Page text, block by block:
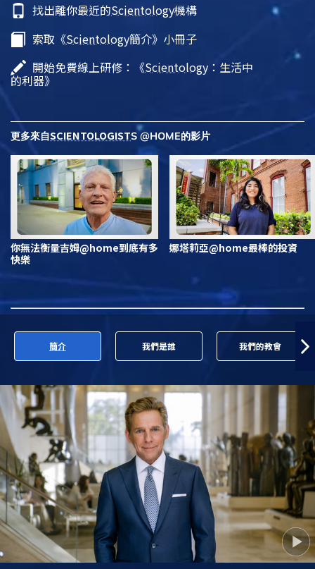
找出離你最近的Scientology機構
索取《Scientology簡介》小冊子
開始免費線上研修：《Scientology ：生活中
的利器》
更多來自SCIENTOLOGISTS @HOME的影片
你無法衡量吉姆@home到底有多
快樂
娜塔莉亞@home最棒的投資
簡介 我們是誰 我們的教會